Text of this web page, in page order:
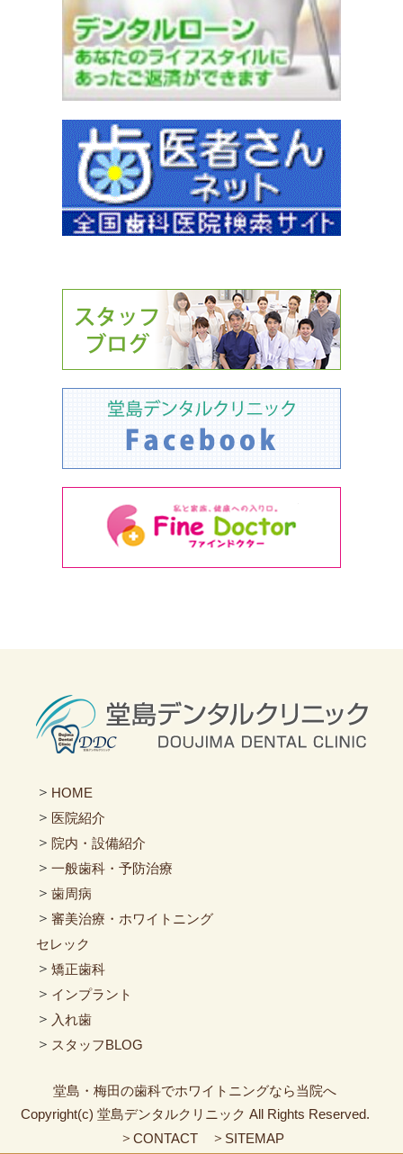
＞ HOME
＞ 医院紹介
＞院内・設備紹介
＞一般歯科・予防治療
＞歯周病
＞審美治療・ホワイトニング
セレック
＞矯正歯科
＞ インプラント
＞ 入れ歯
＞ スタッフBLOG
堂島・梅田の歯科でホワイトニングなら当院へ
Copyright(c) 堂島デンタルクリニック All Rights Reserved.
＞ CONTACT＞ SITEMAP